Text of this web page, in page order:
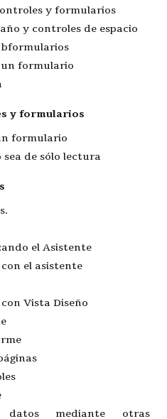
y formularios
y controles de espacio
formulario
y formularios
formulario
de sólo lectura
el Asistente
el asistente
Vista Diseño
datos mediante otras